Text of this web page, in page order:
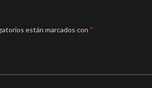
están marcados con *